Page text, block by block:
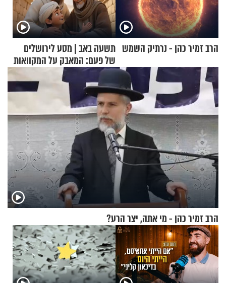
הרב זמיר כהן - נרתיק השמש תשעה באב | מסע לירושלים
של פעם: המאבק על המקוואות
הרב זמיר כהן - מי אתה, יצר הרע?